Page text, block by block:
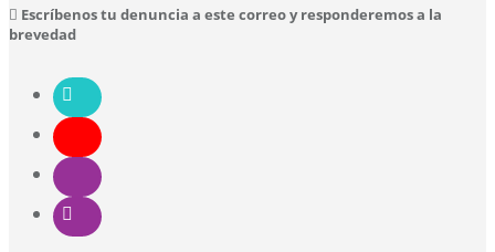
Escríbenos tu denuncia a este correo y responderemos a la
brevedad